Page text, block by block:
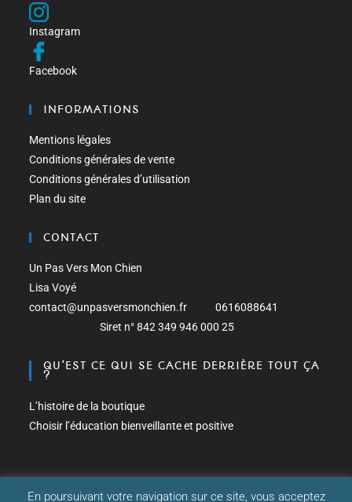
Instagram
Facebook
INFORMATIONS
Mentions légales
Conditions générales de vente
Conditions générales d’utilisation
Plan du site
CONTACT
Un Pas Vers Mon Chien
Lisa Voyé
contact@unpasversmonchien.fr 0616088641
Siret n° 842 349 946 000 25
QU’EST CE QUI SE CACHE DERRIÈRE TOUT ÇA
?
L’histoire de la boutique
Choisir l’éducation bienveillante et positive
En poursuivant votre navigation sur ce site, vous acceptez